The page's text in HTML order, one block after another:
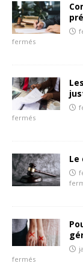
fermés
fermés
Le
fermés